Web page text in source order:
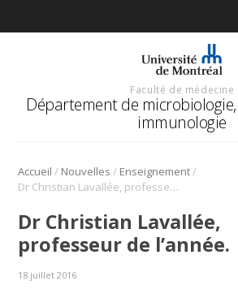
Faculté de médecine
Département de
immunologie
Accueil / Nouvelles / Enseignement/
Dr Christian Lavallée, professeur de l’année.
Dr Christian Lavallée,
professeur de l’année.
18 juillet 2016